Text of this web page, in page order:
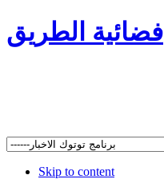
فضائية الطريق
Skip to content